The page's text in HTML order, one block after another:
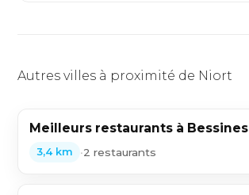
Autres villes à proximité de Niort
Meilleurs restaurants à Bessines
3,4 km •2 restaurants